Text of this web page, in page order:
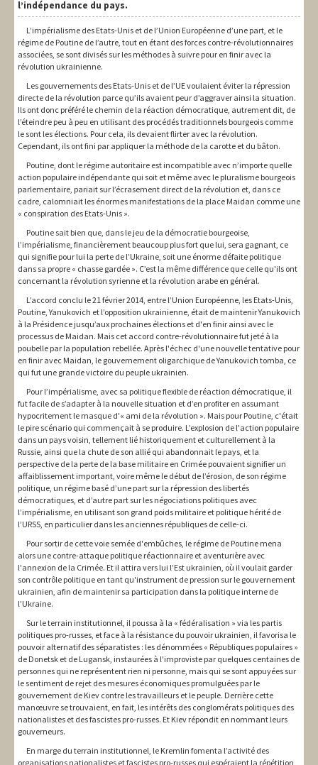
l’indépendance du pays.
L’impérialisme des Etats-Unis et de l’Union Européenne d’une part, et le
régime de Poutine de l’autre, tout en étant des forces contre-révolutionnaires
associées, se sont divisés sur les méthodes à suivre pour en finir avec la
révolution ukrainienne.
Les gouvernements des Etats-Unis et de l’UE voulaient éviter la répression
directe de la révolution parce qu’ils avaient peur d’aggraver ainsi la situation.
Ils ont donc préféré le chemin de la réaction démocratique, autrement dit, de
l’éteindre peu à peu en utilisant des procédés traditionnels bourgeois comme
le sont les élections. Pour cela, ils devaient flirter avec la révolution.
Cependant, ils ont fini par appliquer la méthode de la carotte et du bâton.
Poutine, dont le régime autoritaire est incompatible avec n’importe quelle
action populaire indépendante qui soit et même avec le pluralisme bourgeois
parlementaire, pariait sur l’écrasement direct de la révolution et, dans ce
cadre, calomniait les énormes manifestations de la place Maidan comme une
« conspiration des Etats-Unis ».
Poutine sait bien que, dans le jeu de la démocratie bourgeoise,
l’impérialisme, financièrement beaucoup plus fort que lui, sera gagnant, ce
qui signifie pour lui la perte de l’Ukraine, soit une énorme défaite politique
dans sa propre « chasse gardée ». C’est la même différence que celle qu'ils ont
concernant la révolution syrienne et la révolution arabe en général.
L’accord conclu le 21 février 2014, entre l’Union Européenne, les Etats-Unis,
Poutine, Yanukovich et l’opposition ukrainienne, était de maintenir Yanukovich
à la Présidence jusqu’aux prochaines élections et d'en finir ainsi avec le
processus de Maidan. Mais cet accord contre-révolutionnaire fut jeté à la
poubelle par la population rebellée. Après l'échec d'une nouvelle tentative pour
en finir avec Maidan, le gouvernement oligarchique de Yanukovich tomba, ce
qui fut une grande victoire du peuple ukrainien.
Pour l’impérialisme, avec sa politique flexible de réaction démocratique, il
fut facile de s’adapter à la nouvelle situation et d’en profiter en assumant
hypocritement le masque d'« ami de la révolution ». Mais pour Poutine, c'était
le pire scénario qui commençait à se produire. L’explosion de l'action populaire
dans un pays voisin, tellement lié historiquement et culturellement à la
Russie, ainsi que la chute de son allié qui abandonnait le pays, et la
perspective de la perte de la base militaire en Crimée pouvaient signifier un
affaiblissement important, voire même le début de l’érosion, de son régime
politique, un régime basé d’une part sur la répression des libertés
démocratiques, et d’autre part sur les négociations politiques avec
l’impérialisme, en utilisant son grand poids militaire et politique hérité de
l’URSS, en particulier dans les anciennes républiques de celle-ci.
Pour sortir de cette voie semée d'embûches, le régime de Poutine mena
alors une contre-attaque politique réactionnaire et aventurière avec
l'annexion de la Crimée. Et il attira vers lui l’Est ukrainien, où il voulait garder
son contrôle politique en tant qu'instrument de pression sur le gouvernement
ukrainien, afin de maintenir sa participation dans la politique interne de
l’Ukraine.
Sur le terrain institutionnel, il poussa à la « fédéralisation » via les partis
politiques pro-russes, et face à la résistance du pouvoir ukrainien, il favorisa le
pouvoir alternatif des séparatistes : les dénommées « Républiques populaires »
de Donetsk et de Lugansk, instaurées à l'improviste par quelques centaines de
personnes qui ne représentent rien ni personne, mais qui se sont appuyées sur
le sentiment de rejet des mesures économiques promulguées par le
gouvernement de Kiev contre les travailleurs et le peuple. Derrière cette
manœuvre se trouvaient, en fait, les intérêts des conglomérats politiques des
nationalistes et des fascistes pro-russes. Et Kiev répondit en nommant leurs
gouverneurs.
En marge du terrain institutionnel, le Kremlin fomenta l’activité des
organisations nationalistes et fascistes pro-russes qui espéraient la répétition